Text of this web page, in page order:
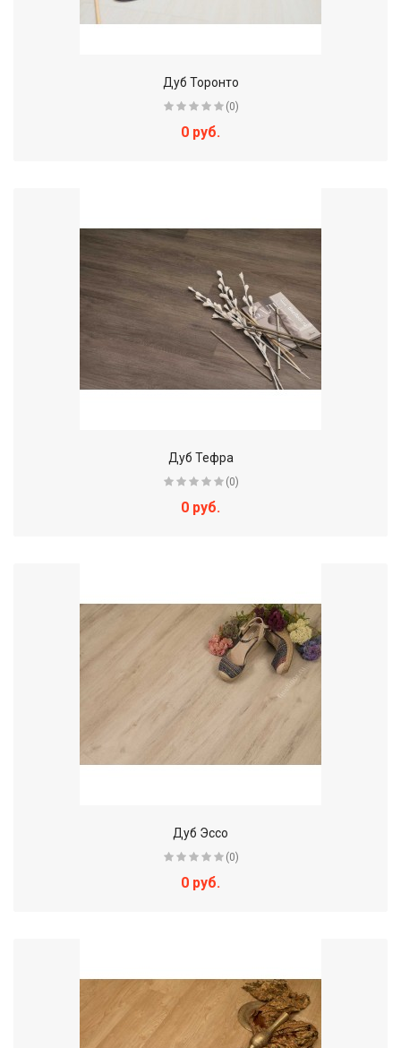
Дуб Торонто
(0)
0 руб.
Дуб Тефра
(0)
0 руб.
Дуб Эссо
(0)
0 руб.